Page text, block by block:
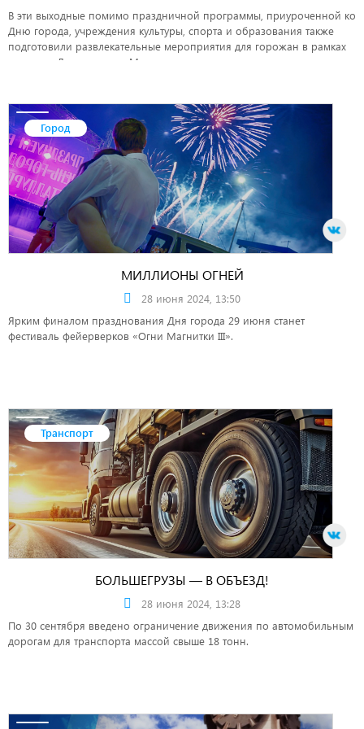
В эти выходные помимо праздничной программы, приуроченной ко
Дню города, учреждения культуры, спорта и образования также
подготовили развлекательные мероприятия для горожан в рамках
проекта «Летние парки Магнитки».
Город
МИЛЛИОНЫ ОГНЕЙ
28 июня 2024, 13:50
Ярким финалом празднования Дня города 29 июня станет
фестиваль фейерверков «Огни Магнитки III».
Транспорт
БОЛЬШЕГРУЗЫ — В ОБЪЕЗД!
28 июня 2024, 13:28
По 30 сентября введено ограничение движения по автомобильным
дорогам для транспорта массой свыше 18 тонн.